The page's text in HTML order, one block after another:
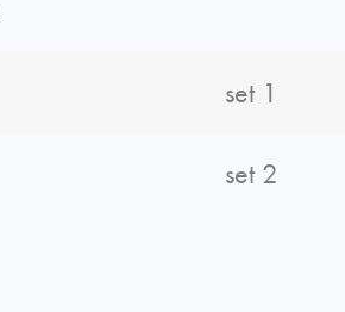
set 1
set 2